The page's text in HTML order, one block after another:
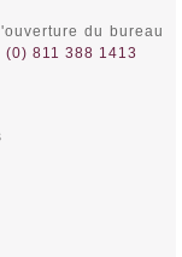
du bureau
(0) 811 388 1413